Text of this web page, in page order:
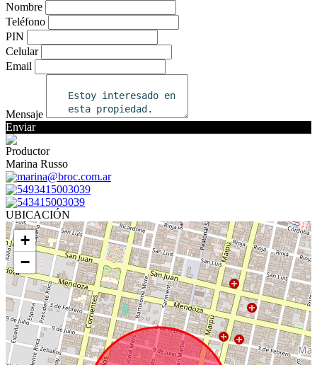
Nombre
Teléfono
PIN
Celular
Email
Mensaje
Enviar
Productor
Marina Russo
marina@broc.com.ar
5493415003039
543415003039
UBICACIÓN
+
−